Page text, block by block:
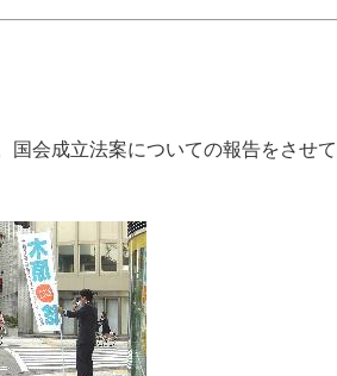
国会成立法案についての報告をさせて